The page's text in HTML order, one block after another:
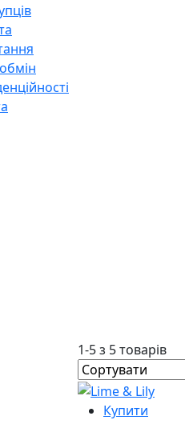
1-5 з 5 товарів
Купити